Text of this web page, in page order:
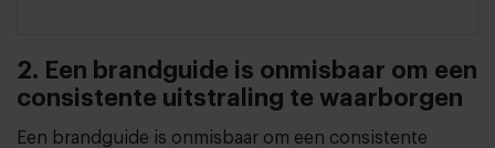
2. Een brandguide is onmisbaar om een
consistente uitstraling te waarborgen
Een brandguide is onmisbaar om een consistente